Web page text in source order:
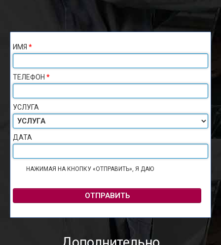
ИМЯ *
ТЕЛЕФОН *
УСЛУГА
ДАТА
НАЖИМАЯ НА КНОПКУ «ОТПРАВИТЬ», Я ДАЮ
ОТПРАВИТЬ